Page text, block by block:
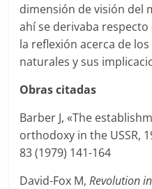
dimensión de visión del
ahí se derivaba
la reflexión acerca de
naturales y sus
Obras citadas
Barber J, «The
orthodoxy in the USSR,
83 (1979) 141-164
David-Fox M,Revolution